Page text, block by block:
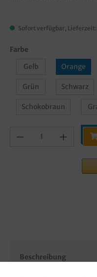
Sofort verfügbar, Lieferzeit:
Farbe
Gelb
Orange
Grün Schwarz
Schokobraun
Beschreibung